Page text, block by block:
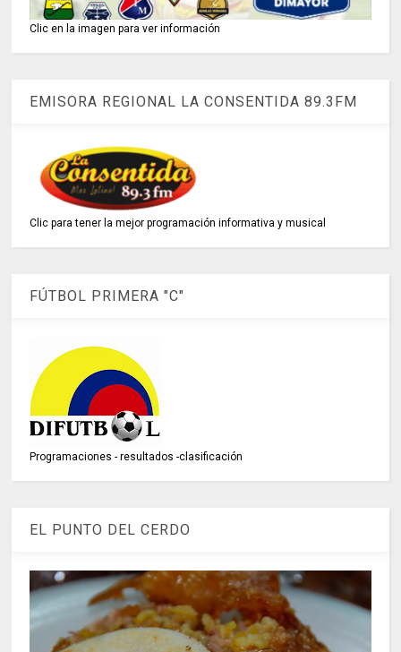
Clic en la imagen para ver información
EMISORA REGIONAL LA CONSENTIDA 89.3FM
Clic para tener la mejor programación informativa y musical
FÚTBOL PRIMERA "C"
Programaciones - resultados -clasificación
EL PUNTO DEL CERDO